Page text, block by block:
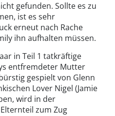
gefunden. Sollte es zu
ist es sehr
erneut nach Rache
ihn aufhalten müssen.
in Teil 1 tatkräftige
entfremdeter Mutter
gespielt von Glenn
Lover Nigel (Jamie
wird in der
zum Zug